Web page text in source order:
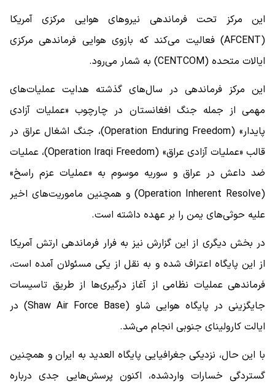
این مرکز تحت فرماندهی نیروهای هوایی مرکزی آمریکا
(AFCENT) فعالیت می‌کند که بازوی هوایی فرماندهی مرکزی
ایالات متحده (CENTCOM) به شمار می‌رود.
این مرکز فرماندهی در سال‌های گذشته هدایت عملیات‌های
مهمی از جمله جنگ افغانستان در چارچوب «عملیات آزادی
پایدار» (Operation Enduring Freedom)، جنگ اشغال عراق در
قالب «عملیات آزادی عراق» (Operation Iraqi Freedom)، عملیات
ضد داعش در عراق و سوریه موسوم به «عملیات عزم راسخ»
(Operation Inherent Resolve) و همچنین ماموریت‌های اخیر
علیه حوثی‌های یمن را بر عهده داشته است.
در بخش دیگری از این گزارش نیز به فرار فرماندهی ارتش آمریکا
از این پایگاه اعتراف شده و به نقل از یکی مسئولان آمده است،
فرماندهی عملیات نظامی از آغاز درگیری‌ها از طریق تاسیسات
جایگزینی در پایگاه هوایی شاو (Shaw Air Force Base) در
ایالت کارولینای جنوبی انجام می‌شد.
با این حال، نزدیکی جغرافیایی پایگاه العدید به ایران و همچنین
گستردگی خسارات واردشده، اکنون پرسش‌هایی جدی درباره